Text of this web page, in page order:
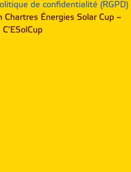
de confidentialité (RGPD)
Énergies Solar Cup –
C’ESolCup